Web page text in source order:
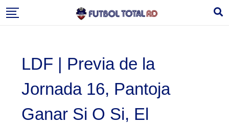
to
LDF | Previa de la
Jornada 16, Pantoja
Ganar Si O Si, El